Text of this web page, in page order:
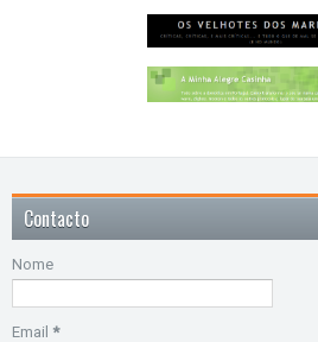
Contacto
Nome
Email *